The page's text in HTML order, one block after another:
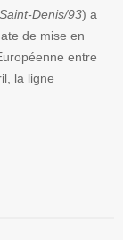
Denis/93) a
de mise en
entre
la ligne